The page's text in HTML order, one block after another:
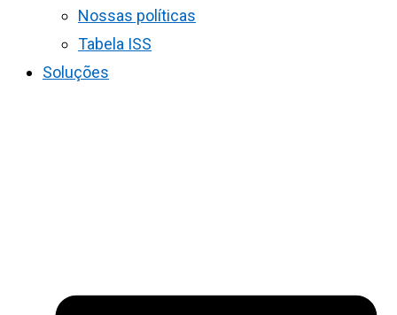
Nossas políticas
Tabela ISS
Soluções